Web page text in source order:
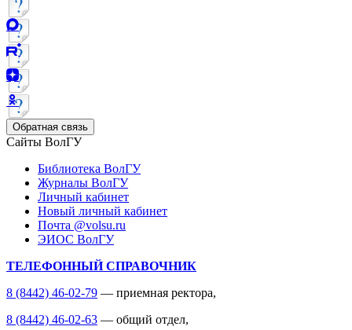
Обратная связь
Сайты ВолГУ
Библиотека ВолГУ
Журналы ВолГУ
Личный кабинет
Новый личный кабинет
Почта @volsu.ru
ЭИОС ВолГУ
ТЕЛЕФОННЫЙ СПРАВОЧНИК
8 (8442) 46-02-79 — приемная ректора,
8 (8442) 46-02-63 — общий отдел,